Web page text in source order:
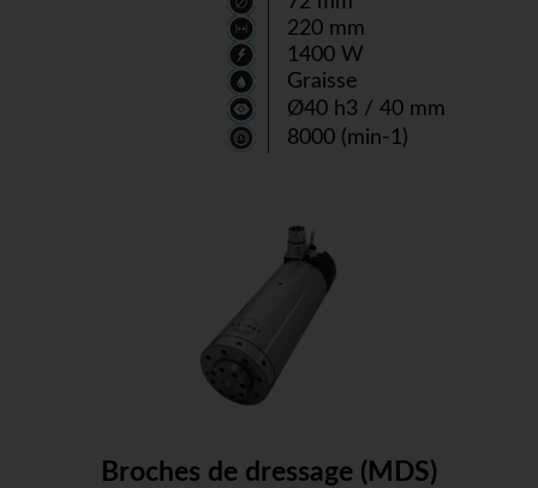
220 mm
1400 W
Graisse
Ø40 h3 / 40 mm
8000 (min-1)
Broches de dressage (MDS)